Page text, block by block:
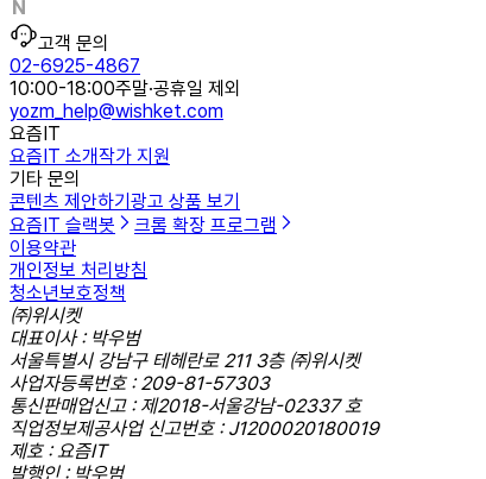
고객 문의
02-6925-4867
10:00-18:00주말·공휴일 제외
yozm_help@wishket.com
요즘IT
요즘IT 소개작가 지원
기타 문의
콘텐츠 제안하기 광고 상품 보기
요즘IT 슬랙봇
크롬 확장 프로그램
이용약관
개인정보 처리방침
청소년보호정책
㈜위시켓
대표이사 : 박우범
서울특별시 강남구 테헤란로 211 3층 ㈜위시켓
사업자등록번호 : 209-81-57303
통신판매업신고 : 제2018-서울강남-02337 호
직업정보제공사업 신고번호 : J1200020180019
제호 : 요즘IT
발행인 : 박우범